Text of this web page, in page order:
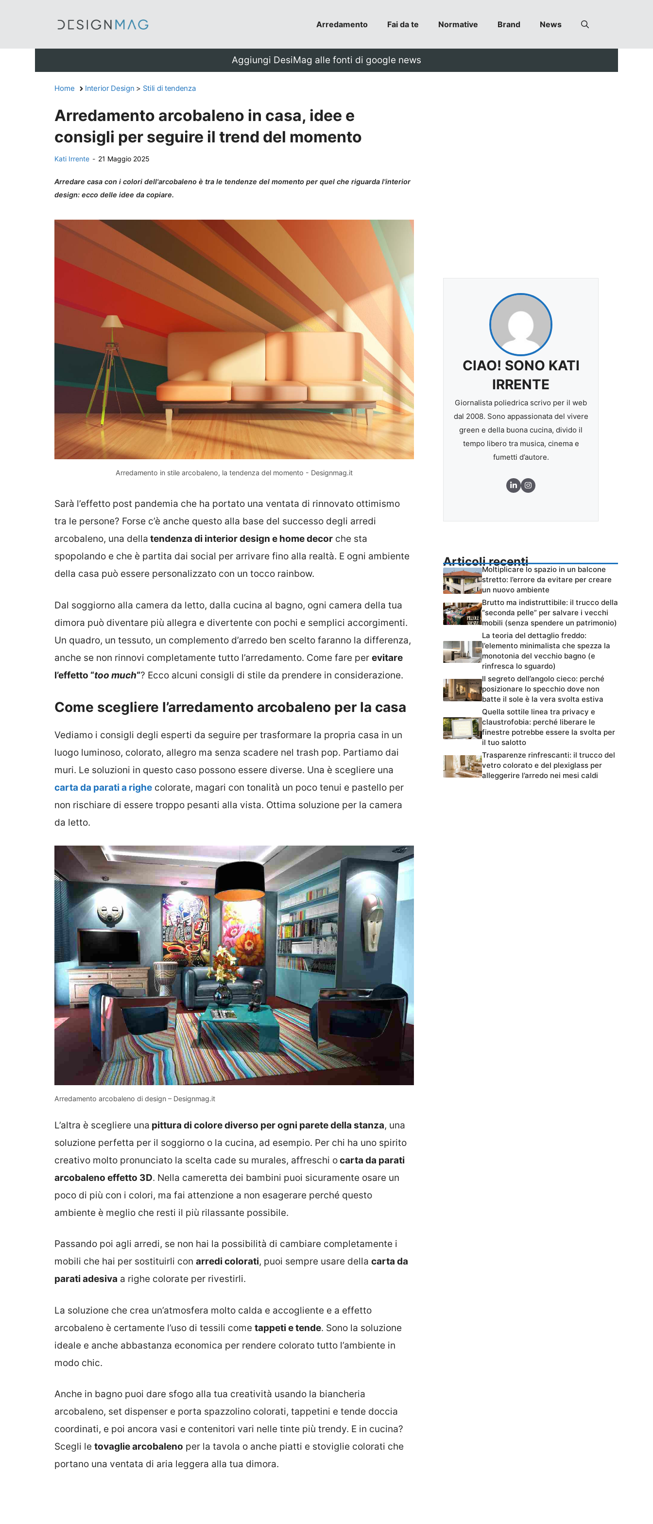
Arredamento Fai da te Normative Brand News
Aggiungi DesiMag alle fonti di google news
Home Interior Design > Stili di tendenza
Arredamento arcobaleno in casa, idee e
consigli per seguire il trend del momento
Kati Irrente - 21 Maggio 2025
Arredare casa con i colori dell'arcobaleno è tra le tendenze del momento per quel che riguarda l'interior
design: ecco delle idee da copiare.
Arredamento in stile arcobaleno, la tendenza del momento - Designmag.it
Sarà l’effetto post pandemia che ha portato una ventata di rinnovato ottimismo
tra le persone? Forse c’è anche questo alla base del successo degli arredi
arcobaleno, una della tendenza di interior design e home decor che sta
spopolando e che è partita dai social per arrivare fino alla realtà. E ogni ambiente
della casa può essere personalizzato con un tocco rainbow.
Dal soggiorno alla camera da letto, dalla cucina al bagno, ogni camera della tua
dimora può diventare più allegra e divertente con pochi e semplici accorgimenti.
Un quadro, un tessuto, un complemento d’arredo ben scelto faranno la differenza,
anche se non rinnovi completamente tutto l’arredamento. Come fare per evitare
l’effetto “too much“? Ecco alcuni consigli di stile da prendere in considerazione.
Come scegliere l’arredamento arcobaleno per la casa
Vediamo i consigli degli esperti da seguire per trasformare la propria casa in un
luogo luminoso, colorato, allegro ma senza scadere nel trash pop. Partiamo dai
muri. Le soluzioni in questo caso possono essere diverse. Una è scegliere una
carta da parati a righe colorate, magari con tonalità un poco tenui e pastello per
non rischiare di essere troppo pesanti alla vista. Ottima soluzione per la camera
da letto.
Arredamento arcobaleno di design – Designmag.it
L’altra è scegliere una pittura di colore diverso per ogni parete della stanza, una
soluzione perfetta per il soggiorno o la cucina, ad esempio. Per chi ha uno spirito
creativo molto pronunciato la scelta cade su murales, affreschi ocarta da parati
arcobaleno effetto 3D. Nella cameretta dei bambini puoi sicuramente osare un
poco di più con i colori, ma fai attenzione a non esagerare perché questo
ambiente è meglio che resti il più rilassante possibile.
Passando poi agli arredi, se non hai la possibilità di cambiare completamente i
mobili che hai per sostituirli con arredi colorati, puoi sempre usare della carta da
parati adesiva a righe colorate per rivestirli.
La soluzione che crea un’atmosfera molto calda e accogliente e a effetto
arcobaleno è certamente l’uso di tessili come tappeti e tende. Sono la soluzione
ideale e anche abbastanza economica per rendere colorato tutto l’ambiente in
modo chic.
Anche in bagno puoi dare sfogo alla tua creatività usando la biancheria
arcobaleno, set dispenser e porta spazzolino colorati, tappetini e tende doccia
coordinati, e poi ancora vasi e contenitori vari nelle tinte più trendy. E in cucina?
Scegli le tovaglie arcobaleno per la tavola o anche piatti e stoviglie colorati che
portano una ventata di aria leggera alla tua dimora.
CIAO! SONO KATI
IRRENTE
Giornalista poliedrica scrivo per il web
dal 2008. Sono appassionata del vivere
green e della buona cucina, divido il
tempo libero tra musica, cinema e
fumetti d’autore.
Articoli recenti
Moltiplicare lo spazio in un balcone
stretto: l’errore da evitare per creare
un nuovo ambiente
Brutto ma indistruttibile: il trucco della
“seconda pelle” per salvare i vecchi
mobili (senza spendere un patrimonio)
La teoria del dettaglio freddo:
l’elemento minimalista che spezza la
monotonia del vecchio bagno (e
rinfresca lo sguardo)
Il segreto dell’angolo cieco: perché
posizionare lo specchio dove non
batte il sole è la vera svolta estiva
Quella sottile linea tra privacy e
claustrofobia: perché liberare le
finestre potrebbe essere la svolta per
il tuo salotto
Trasparenze rinfrescanti: il trucco del
vetro colorato e del plexiglass per
alleggerire l’arredo nei mesi caldi